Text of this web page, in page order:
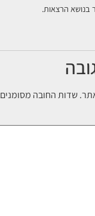
בנושא הרצאות.
שדות החובה מסומנים